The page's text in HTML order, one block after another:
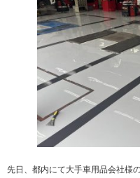
先日、都内にて大手車用品会社様